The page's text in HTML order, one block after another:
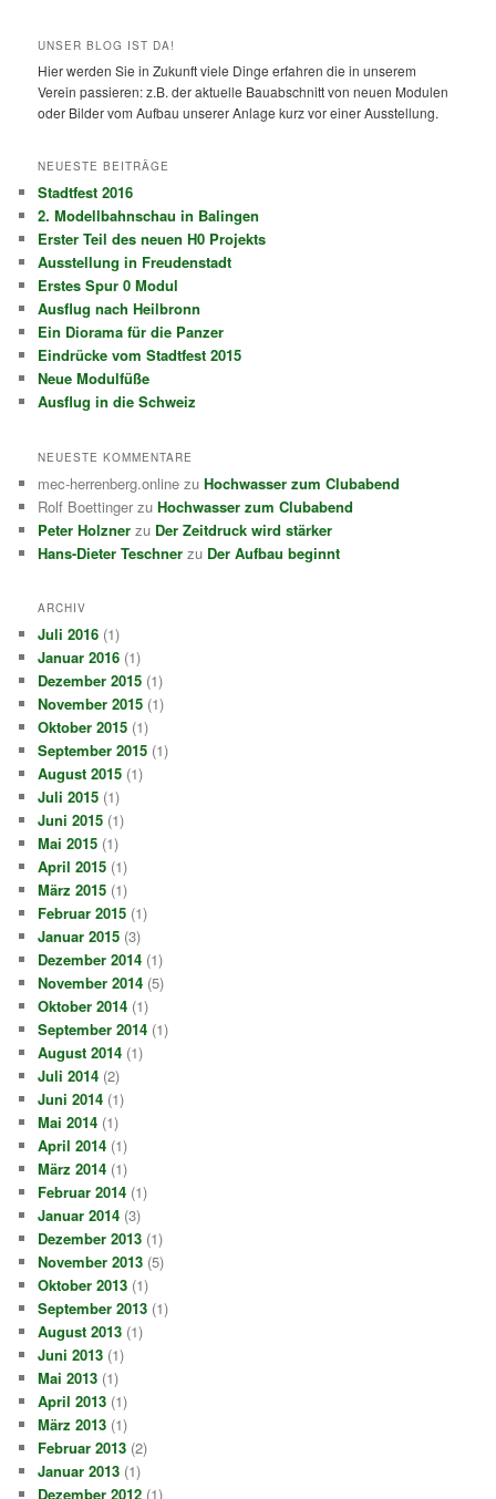
UNSER BLOG IST DA!
Hier werden Sie in Zukunft viele Dinge erfahren die in unserem
Verein passieren: z.B. der aktuelle Bauabschnitt von neuen Modulen
oder Bilder vom Aufbau unserer Anlage kurz vor einer Ausstellung.
NEUESTE BEITRÄGE
Stadtfest 2016
2. Modellbahnschau in Balingen
Erster Teil des neuen H0 Projekts
Ausstellung in Freudenstadt
Erstes Spur 0 Modul
Ausflug nach Heilbronn
Ein Diorama für die Panzer
Eindrücke vom Stadtfest 2015
Neue Modulfüße
Ausflug in die Schweiz
NEUESTE KOMMENTARE
mec-herrenberg.online zuHochwasser zum Clubabend
Rolf Boettinger zuHochwasser zum Clubabend
Peter Holzner zu Der Zeitdruck wird stärker
Hans-Dieter Teschner zu Der Aufbau beginnt
ARCHIV
Juli 2016 (1)
Januar 2016 (1)
Dezember 2015 (1)
November 2015 (1)
Oktober 2015 (1)
September 2015 (1)
August 2015 (1)
Juli 2015 (1)
Juni 2015 (1)
Mai 2015 (1)
April 2015 (1)
März 2015 (1)
Februar 2015 (1)
Januar 2015 (3)
Dezember 2014 (1)
November 2014 (5)
Oktober 2014 (1)
September 2014 (1)
August 2014 (1)
Juli 2014 (2)
Juni 2014 (1)
Mai 2014 (1)
April 2014 (1)
März 2014 (1)
Februar 2014 (1)
Januar 2014 (3)
Dezember 2013 (1)
November 2013 (5)
Oktober 2013 (1)
September 2013 (1)
August 2013 (1)
Juni 2013 (1)
Mai 2013 (1)
April 2013 (1)
März 2013 (1)
Februar 2013 (2)
Januar 2013 (1)
Dezember 2012 (1)